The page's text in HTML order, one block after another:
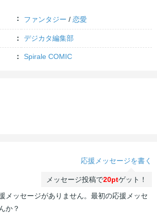
ファンタジー /恋愛
デジカタ編集部
Spirale COMIC
応援メッセージを書く
メッセージ投稿で20ptゲット！
メッセージがありません。最初の応援メッセ
か？